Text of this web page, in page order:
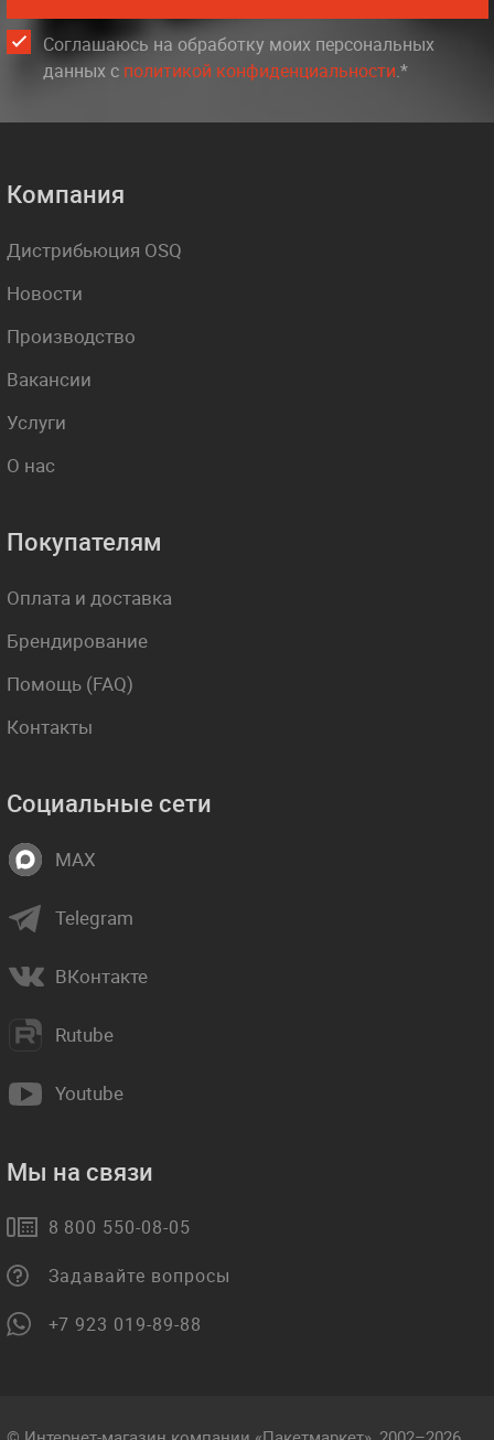
Соглашаюсь на обработку моих персональных
данных c политикой конфиденциальности.*
Компания
Дистрибьюция OSQ
Новости
Производство
Вакансии
Услуги
О нас
Покупателям
Оплата и доставка
Брендирование
Помощь (FAQ)
Контакты
Социальные сети
MAX
Telegram
ВКонтакте
Rutube
Youtube
Мы на связи
8 800 550-08-05
Задавайте вопросы
+7 923 019-89-88